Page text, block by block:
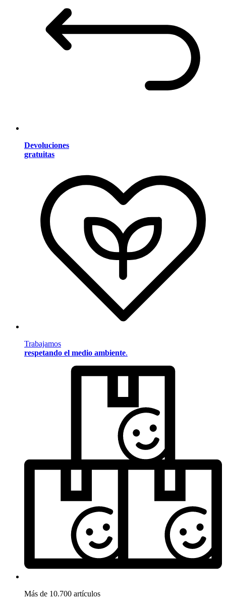
Devoluciones
gratuitas
Trabajamos
respetando el medio ambiente.
Más de 10.700 artículos